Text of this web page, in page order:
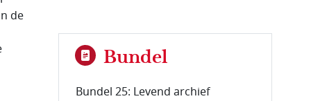
de
Bundel
Bundel 25: Levend archief